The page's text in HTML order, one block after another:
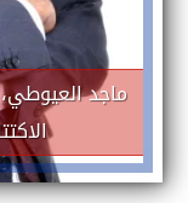
ماجد